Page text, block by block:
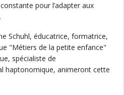
pour l’adapter aux
Schuhl, éducatrice, formatrice,
"Métiers de la petite enfance"
spécialiste de
haptonomique, animeront cette